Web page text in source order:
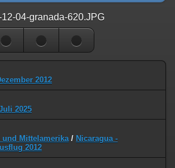
2012
2025
und Mittelamerika / Nicaragua -
2012